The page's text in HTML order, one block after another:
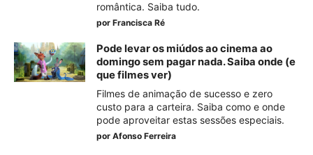
romântica. Saiba tudo.
por Francisca Ré
Pode levar os miúdos ao cinema ao
domingo sem pagar nada. Saiba onde (e
que filmes ver)
Filmes de animação de sucesso e zero
custo para a carteira. Saiba como e onde
pode aproveitar estas sessões especiais.
por Afonso Ferreira